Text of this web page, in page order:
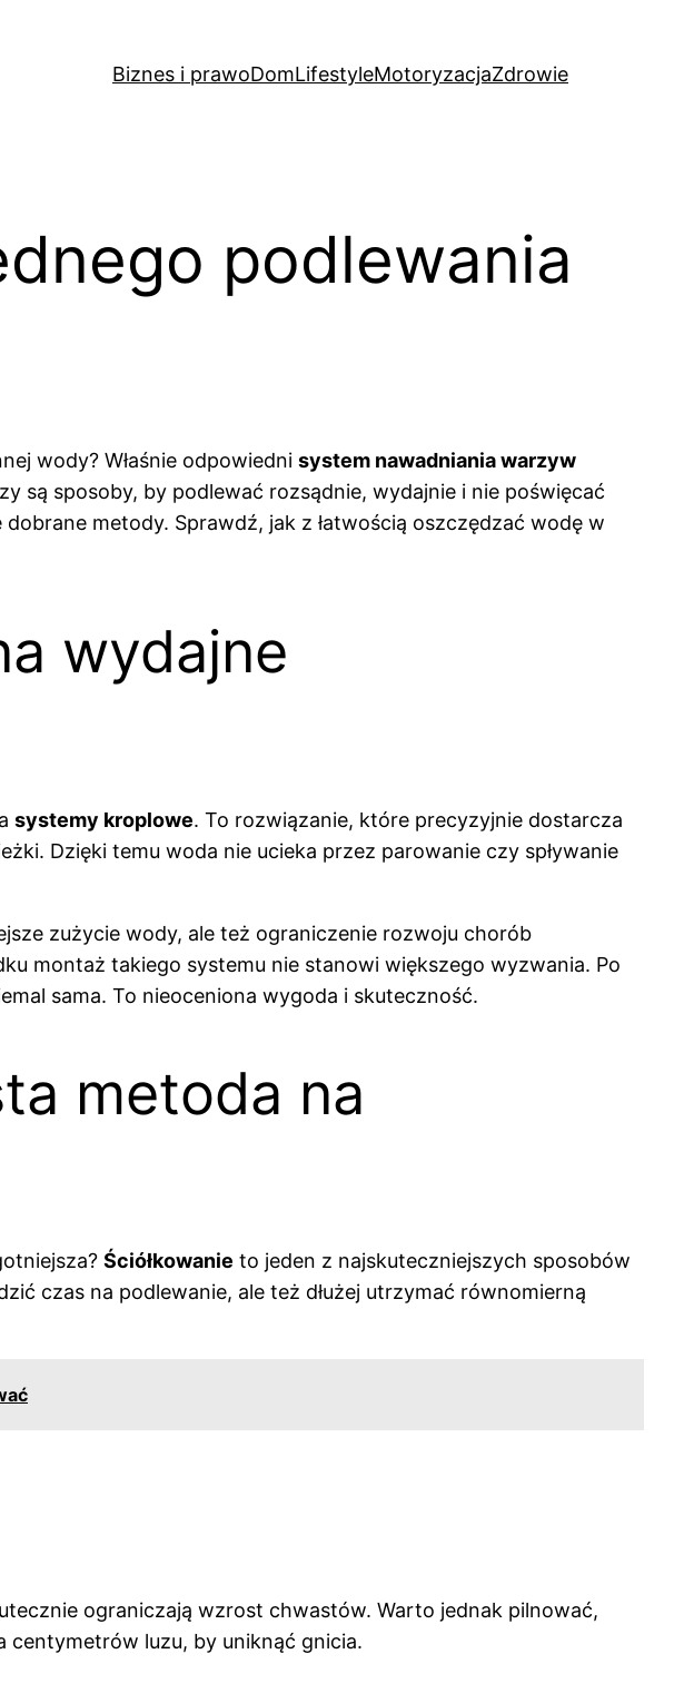
Biznes i prawoDomLifestyleMotoryzacjaZdrowie
podlewania
wody? Właśnie odpowiedni system nawadniania warzyw
są sposoby, by podlewać rozsądnie, wydajnie i nie poświęcać
metody. Sprawdź, jak z łatwością oszczędzać wodę w
wydajne
systemy kroplowe. To rozwiązanie, które precyzyjnie dostarcza
Dzięki temu woda nie ucieka przez parowanie czy spływanie
zużycie wody, ale też ograniczenie rozwoju chorób
montaż takiego systemu nie stanowi większego wyzwania. Po
sama. To nieoceniona wygoda i skuteczność.
metoda na
Ściółkowanie to jeden z najskuteczniejszych sposobów
czas na podlewanie, ale też dłużej utrzymać równomierną
ograniczają wzrost chwastów. Warto jednak pilnować,
centymetrów luzu, by uniknąć gnicia.